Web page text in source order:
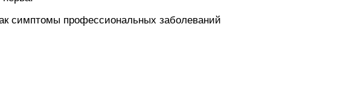
симптомы профессиональных заболеваний